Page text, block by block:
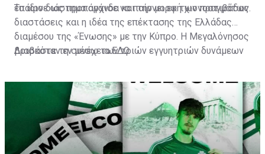
έπαιρνε ως προπαγάνδα και την μορφή χιονοστιβάδας.
Το ίδιο διάστημα άρχισε να παίρνει εκ των πραγμάτων
διαστάσεις και η ιδέα της επέκτασης της Ελλάδας
διαμέσου της «Ένωσης» με την Κύπρο. Η Μεγαλόνησος
βρισκόταν εν μέσω των τριών εγγυητριών δυνάμεων
αποτελεί αποστρατικοποιημένη ζώνη.
Διαβάστε τη συνέχειαΕΔΩ